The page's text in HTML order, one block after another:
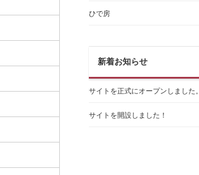
ひで房
新着お知らせ
サイトを正式にオープンしました。
サイトを開設しました！